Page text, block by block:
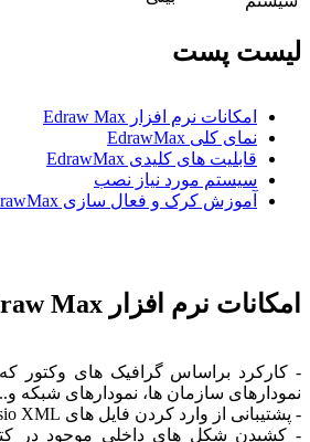
لیست پست
امکانات نرم افزار Edraw Max
نمای کلی EdrawMax
قابلیت های کلیدی EdrawMax
سیستم مورد نیاز نصب
آموزش کرک و فعال سازی EdrawMax
امکانات نرم افزار Edraw Max
- کارکرد براساس گرافیک های وکتور
نمودارهای سازمان ها، نمودارهای شبکه
- پشتیبانی از وارد کردن فایل های Visio XML موجود.
- کشیدن شکل های داخلی موجود در